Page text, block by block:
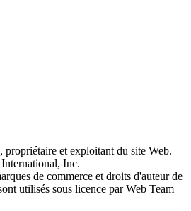
propriétaire et exploitant du site Web.
International, Inc.
de commerce et droits d'auteur de
utilisés sous licence par Web Team